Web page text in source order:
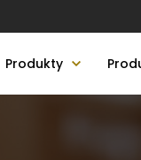
Produkty